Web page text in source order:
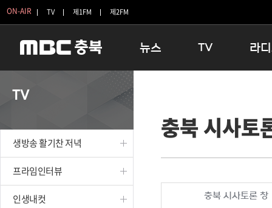
ON-AIR TV 제1FM 제2FM
뉴스
보은
TV
인생내컷
테마기행 길
시청자 FLEX
특집프로그램
라
16:00
우리 고
TV
생방송 활기찬 저녁
프라임인터뷰
인생내컷
충북 시사토
충북 시사토론 창